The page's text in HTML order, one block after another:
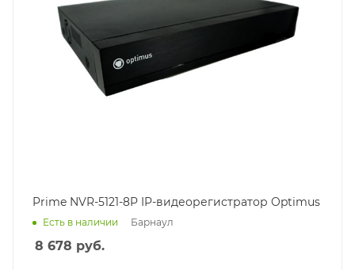
Prime NVR-5121-8P IP-видеорегистратор Optimus
Есть в наличии Барнаул
8 678 руб.